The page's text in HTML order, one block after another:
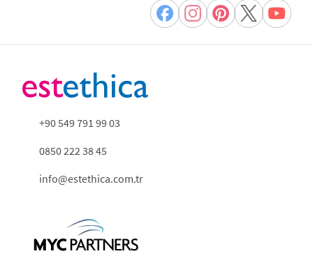
+90 549 791 99 03
0850 222 38 45
info@estethica.com.tr